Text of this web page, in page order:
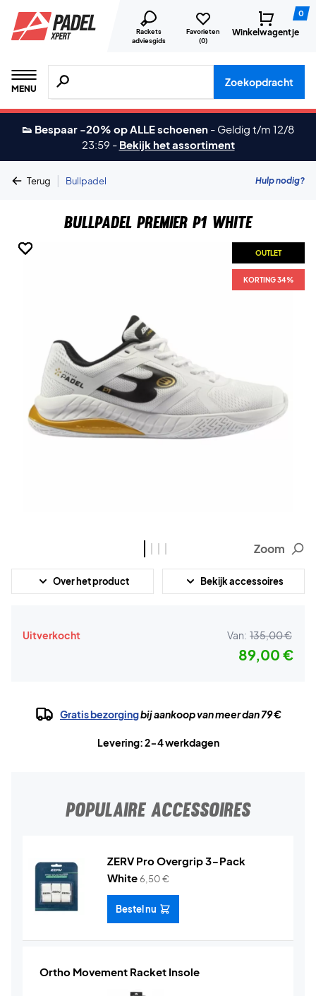
Rackets
adviesgids
Favorieten
(0)
0
Winkelwagentje
MENU
Zoeken naar producten, merken etc.
Zoekopdracht
👟 Bespaar -20% op ALLE schoenen - Geldig t/m 12/8
23:59 - Bekijk het assortiment
Terug | Bullpadel Hulp nodig?
Bullpadel Premier P1 White
OUTLET
KORTING 34%
OUTLET
KORTING 34%
OUTLET
KORTING 34%
OUTLET
KORTING 34%
Zoom
Over het product Bekijk accessoires
Uitverkocht Van: 135,00 €
89,00 €
Gratis bezorgingbij aankoop van meer dan 79 €
Levering: 2-4 werkdagen
POPULAIRE ACCESSOIRES
ZERV Pro Overgrip 3-Pack
White6,50€
Bestel nu
Ortho Movement Racket Insole